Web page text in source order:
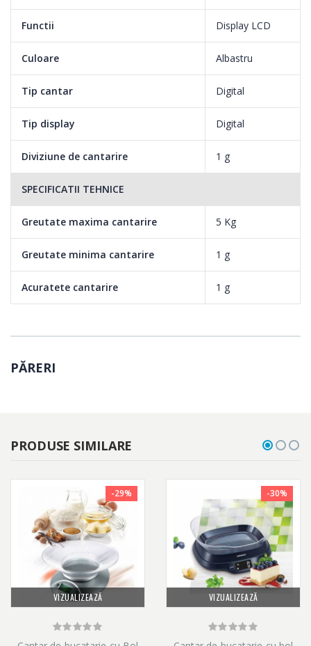
Functii Display LCD
Culoare Albastru
Tip cantar Digital
Tip display Digital
Diviziune de cantarire 1 g
SPECIFICATII TEHNICE
Greutate maxima cantarire 5 Kg
Greutate minima cantarire 1 g
Acuratete cantarire 1 g
PĂRERI
PRODUSE SIMILARE
VIZUALIZEAZĂ
-29%
VIZUALIZEAZĂ
-30%